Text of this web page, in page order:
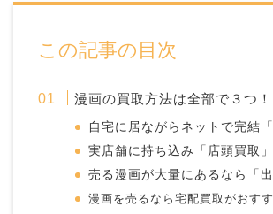
この記事の目次
漫画の買取方法は全部で３つ！
自宅に居ながらネットで完結
実店舗に持ち込み「店頭買取」
売る漫画が大量にあるなら「出
漫画を売るなら宅配買取がおすす